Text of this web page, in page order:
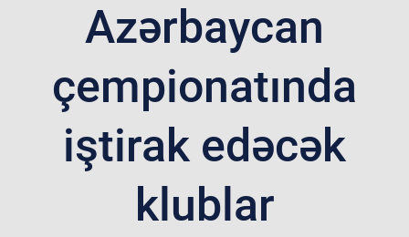
Azərbaycan
çempionatında
iştirak edəcək
klublar